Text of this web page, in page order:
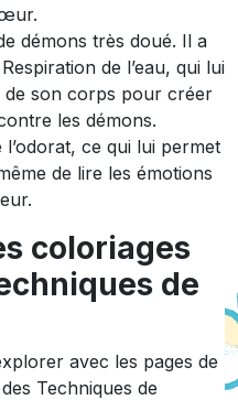
démons très doué. Il a
de l’eau, qui lui
de son corps pour créer
les démons.
ce qui lui permet
de lire les émotions
coloriages
de
avec les pages de
Techniques de